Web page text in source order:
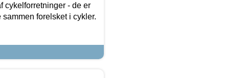
cykelforretninger - de er
forelsket i cykler.